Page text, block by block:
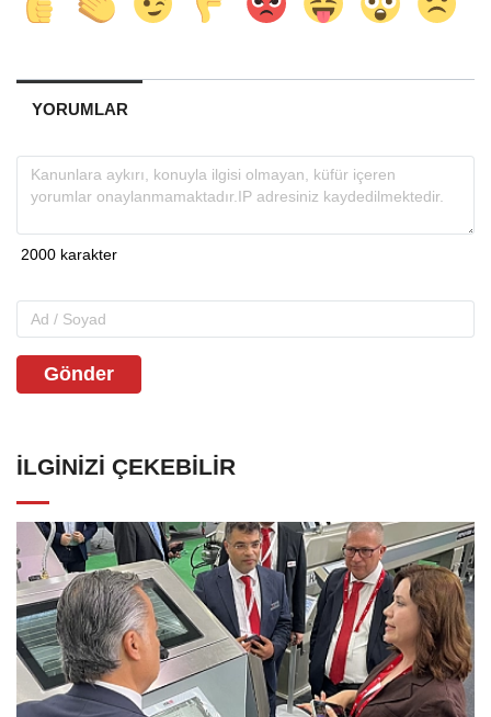
YORUMLAR
Gönder
İLGINIZI ÇEKEBILIR